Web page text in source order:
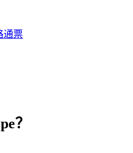
通票
？